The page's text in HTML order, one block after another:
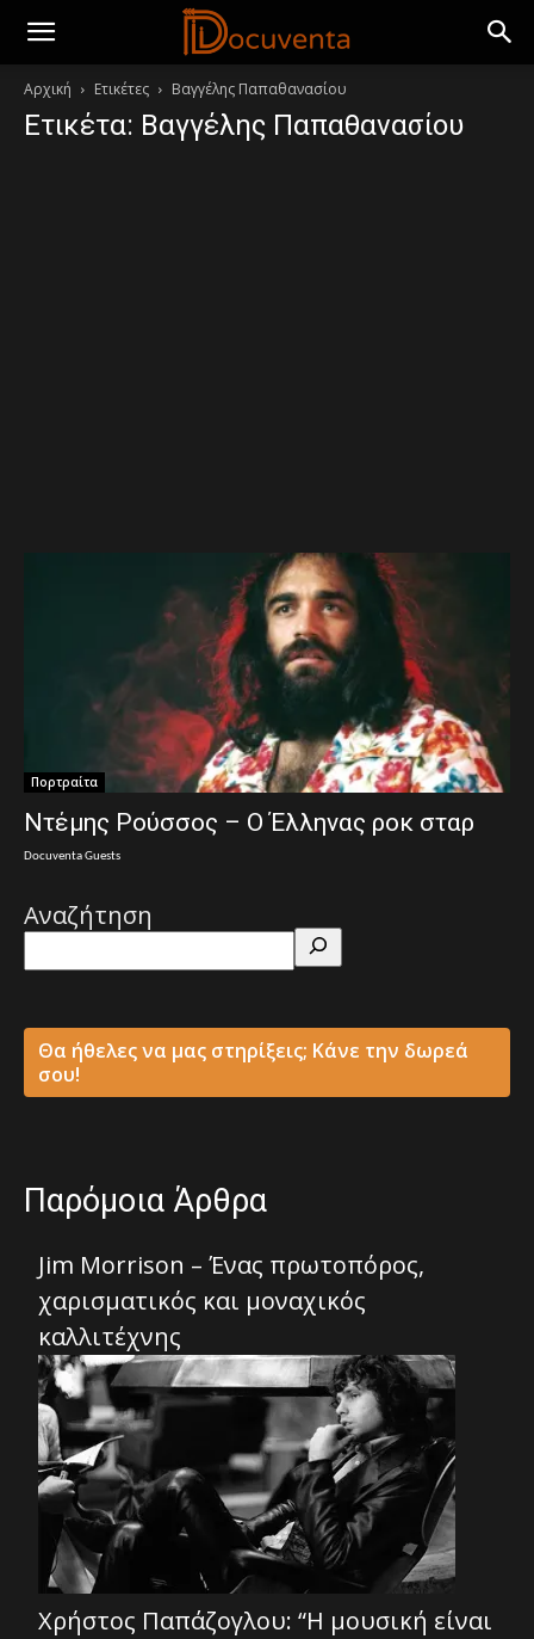
Αρχική Ετικέτες Βαγγέλης Παπαθανασίου
Ετικέτα: Βαγγέλης Παπαθανασίου
Πορτραίτα
Ντέμης Ρούσσος – Ο Έλληνας ροκ σταρ
Docuventa Guests
Αναζήτηση
Θα ήθελες να μας στηρίξεις; Κάνε την δωρεά
σου!
Παρόμοια Άρθρα
Jim Morrison – Ένας πρωτοπόρος,
χαρισματικός και μοναχικός
καλλιτέχνης
Χρήστος Παπάζογλου: “Η μουσική είναι